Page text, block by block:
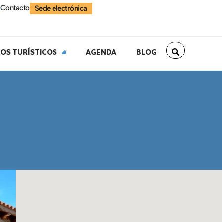
Contacto Sede electrónica
TURÍSTICOS AGENDA BLOG